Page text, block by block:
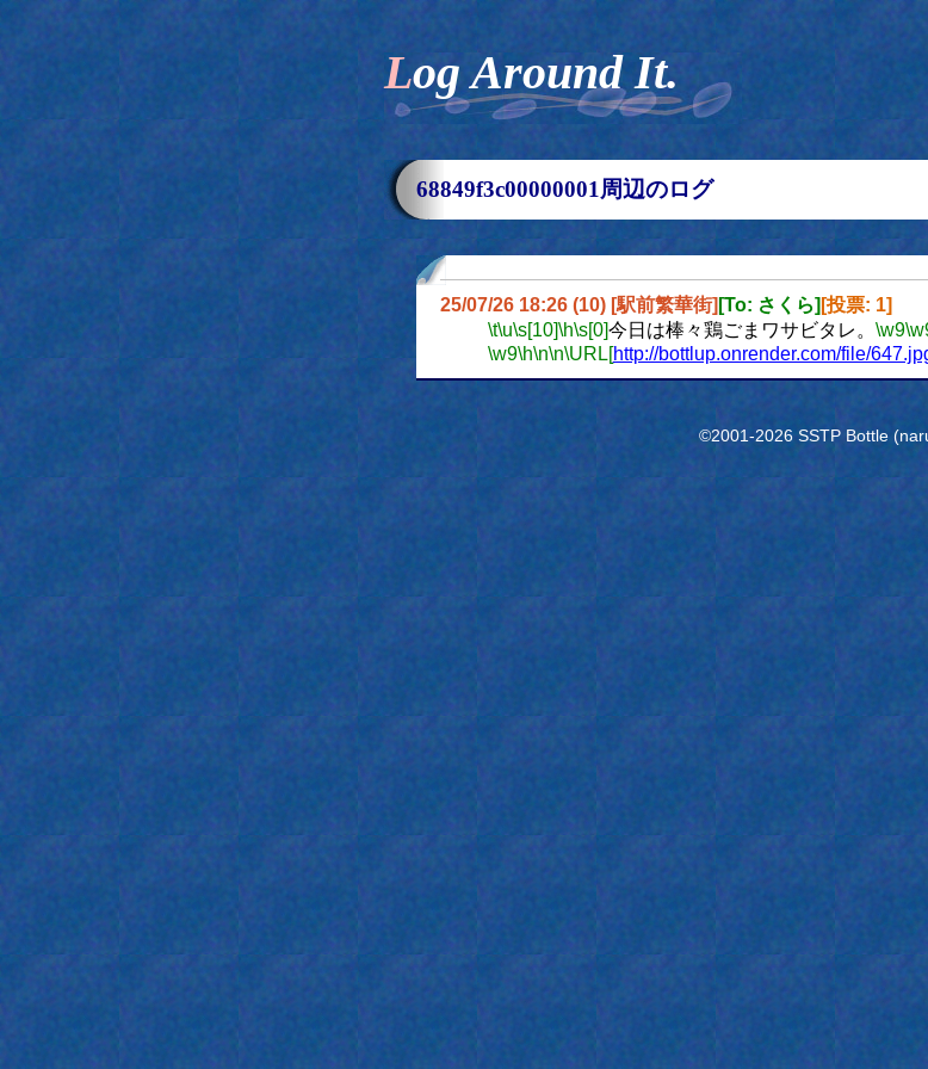
Log Around It.
68849f3c00000001周辺のログ
25/07/26 18:26 (10) [駅前繁華街] [To: さくら] [投票: 1]
\t\u\s[10]\h\s[0]今日は棒々鶏ごまワサビタレ。 \w9
\w9\h\n\n\URL[http://bottlup.onrender.com/file/
©2001-2026 SSTP Bottle